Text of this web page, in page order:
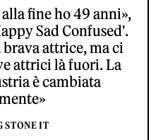
fine ho 49 anni»,
Sad Confused'.
brava attrice, ma ci
attrici là fuori. La
è cambiata
STONE IT